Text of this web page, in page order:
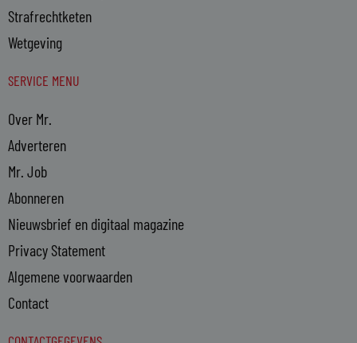
Strafrechtketen
Wetgeving
SERVICE MENU
Over Mr.
Adverteren
Mr. Job
Abonneren
Nieuwsbrief en digitaal magazine
Privacy Statement
Algemene voorwaarden
Contact